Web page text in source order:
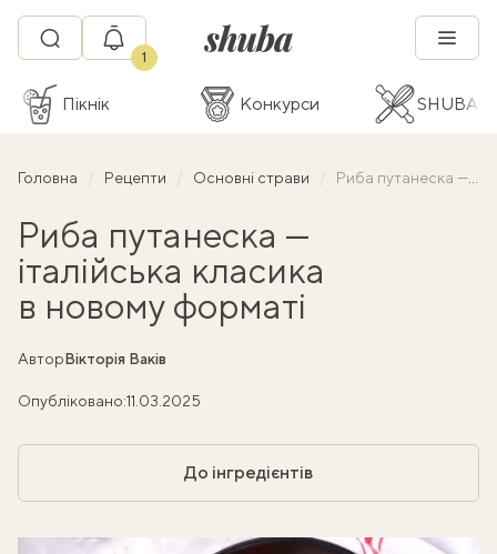
1
Пікнік Конкурси SHUBA
Головна Рецепти Основні страви Риба путанеска — італійська класика в новому форматі
Риба путанеска —
італійська класика
в новому форматі
АвторВікторія Ваків
Опубліковано:11.03.2025
До інгредієнтів